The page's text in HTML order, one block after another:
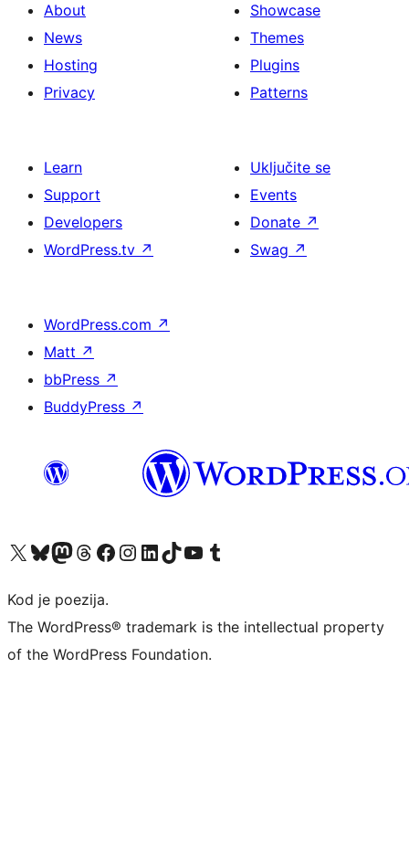
About
News
Hosting
Privacy
Showcase
Themes
Plugins
Patterns
Learn
Support
Developers
WordPress.tv ↗
Uključite se
Events
Donate ↗
Swag ↗
WordPress.com ↗
Matt ↗
bbPress ↗
BuddyPress ↗
Visit our X (formerly Twitter) account
Visit our Bluesky account
Visit our Mastodon account
Visit our Threads account
Visit our Facebook page
Visit our Instagram account
Visit our LinkedIn account
Visit our TikTok account
Visit our YouTube channel
Visit our Tumblr account
Kod je poezija.
The WordPress® trademark is the intellectual property
of the WordPress Foundation.